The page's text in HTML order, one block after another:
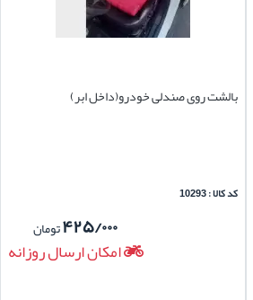
بالشت روی صندلی خودرو(داخل ابر)
کد کالا : 10293
۴۲۵/۰۰۰تومان
امکان ارسال روزانه